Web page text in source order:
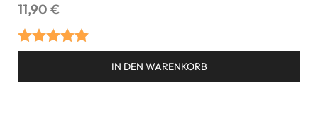
11,90 €
Bewertet mit
IN DEN WARENKORB